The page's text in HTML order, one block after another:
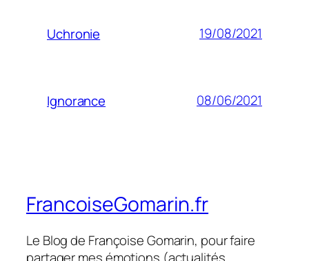
Uchronie 19/08/2021
Ignorance 08/06/2021
FrancoiseGomarin.fr
Le Blog de Françoise Gomarin, pour faire